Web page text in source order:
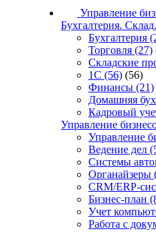
Управление
Бухгалтерия.
Бухгалтерия
Торговля (27)
Складские
1С (56) (56)
Финансы (21)
Домашняя
Кадровый
Управление
Управление
Ведение дел
Системы
Органайзеры
CRM/ERP-
Бизнес-план
Учет
Работа с